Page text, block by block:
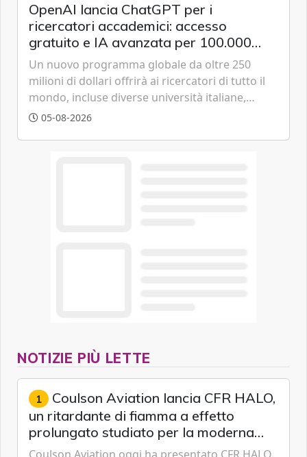
OpenAI lancia ChatGPT per i
ricercatori accademici: accesso
gratuito e IA avanzata per 100.000
scienziati
Un nuovo programma globale da oltre 250
milioni di dollari offrirà ai ricercatori di tutto il
mondo, incluse diverse università italiane,
strumenti avanzati basati sulla famiglia di
05-08-2026
NOTIZIE PIÙ LETTE
1 Coulson Aviation lancia CFR HALO,
un ritardante di fiamma a effetto
prolungato studiato per la moderna
lotta aerea contro gli incendi
Coulson Aviation oggi ha presentato CFR HALO,